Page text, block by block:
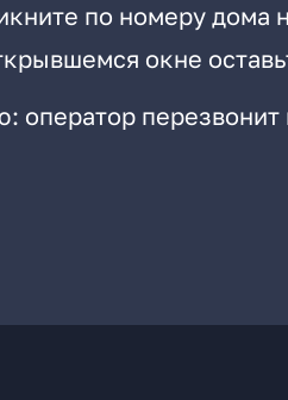
по номеру дома
окне
оператор